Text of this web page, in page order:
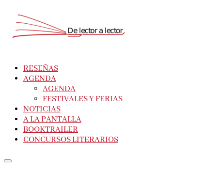
RESEÑAS
AGENDA
AGENDA
FESTIVALES Y FERIAS
NOTICIAS
A LA PANTALLA
BOOKTRAILER
CONCURSOS LITERARIOS